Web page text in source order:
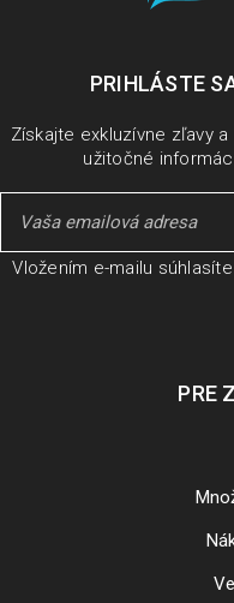
PRIHLÁSTE
Získajte exkluzívne zľavy
užitočné
Vložením e-mailu
PRE